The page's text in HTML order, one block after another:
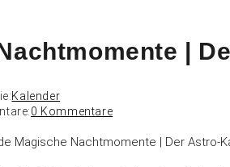
|
Kalender
0 Kommentare